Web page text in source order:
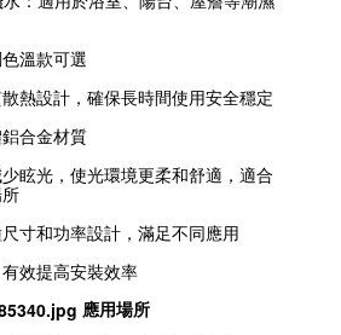
溫款可選
熱設計，確保長時間使用安全穩定
合金材質
眩光，使光環境更柔和舒適，適合
寸和功率設計，滿足不同應用
效提高安裝效率
應用場所